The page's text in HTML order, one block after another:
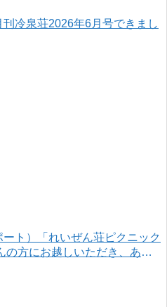
刊冷泉荘2026年6月号できまし
ート）「れいぜん荘ピクニック
の方にお越しいただき、あり